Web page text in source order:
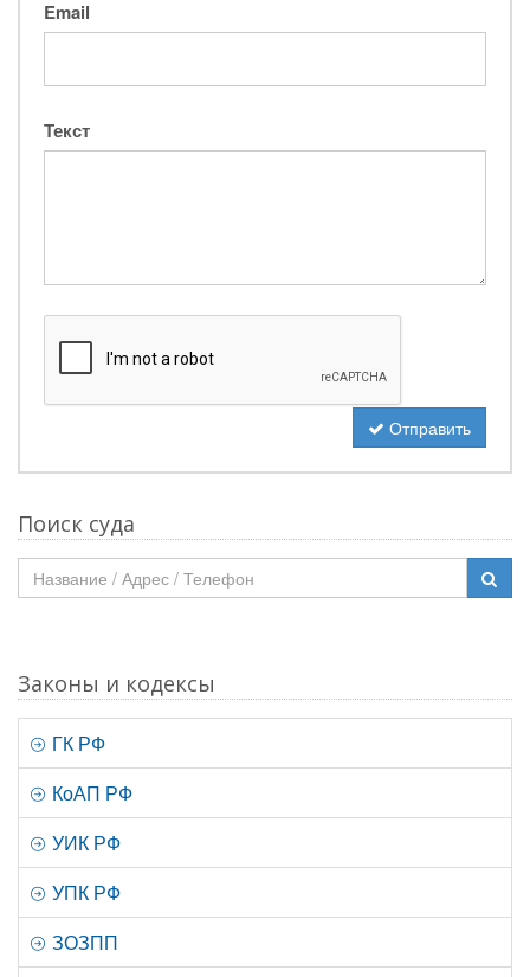
Email
Текст
Отправить
Поиск суда
Законы и кодексы
ГК РФ
КоАП РФ
УИК РФ
УПК РФ
ЗОЗПП